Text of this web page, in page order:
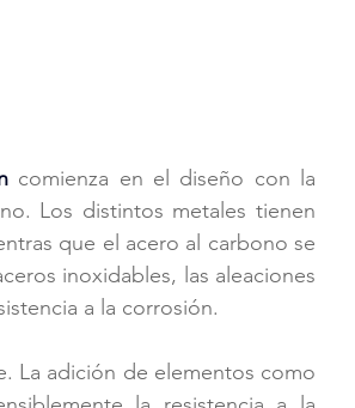
comienza en el diseño con la
Los distintos metales tienen
que el acero al carbono se
inoxidables, las aleaciones
a la corrosión.
La adición de elementos como